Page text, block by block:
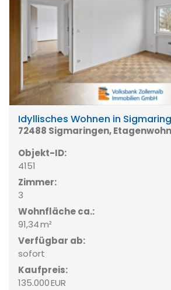
Idyllisches Wohnen in
72488 Sigmaringen,
Objekt-ID:
4151
Zimmer:
3
Wohnfläche ca.:
91,34 m²
Verfügbar ab:
sofort
Kaufpreis:
135.000 EUR